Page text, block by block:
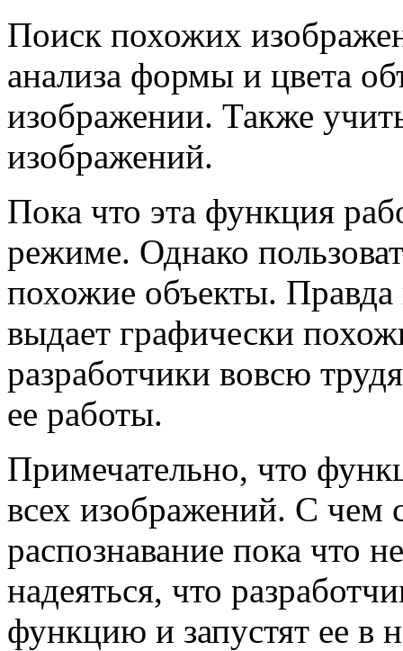
Поиск похожих
анализа формы и цвета
изображении. Также
изображений.
Пока что эта функция
режиме. Однако
похожие объекты. Правда
выдает графически
разработчики вовсю
ее работы.
Примечательно, что
всех изображений. С чем
распознавание пока что
надеяться, что
функцию и запустят ее в